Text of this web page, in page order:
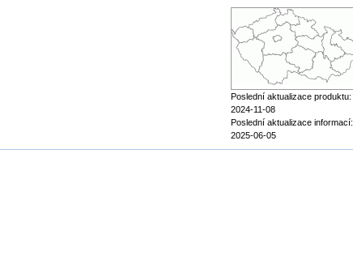
Poslední aktualizace produktu:
2024-11-08
Poslední aktualizace informací:
2025-06-05